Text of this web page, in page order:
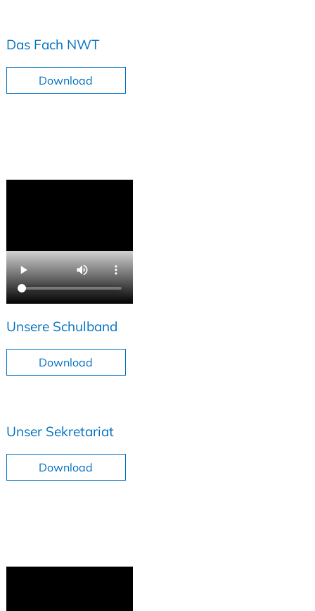
Das Fach NWT
Download
Unsere Schulband
Download
Unser Sekretariat
Download